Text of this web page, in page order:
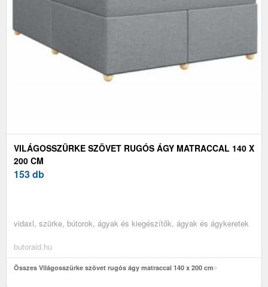
VILÁGOSSZÜRKE SZÖVET RUGÓS ÁGY MATRACCAL 140 X
200 CM
153 db
vidaxl, szürke, bútorok, ágyak és kiegészítők, ágyak és ágykeretek
butoraid.hu
Összes Világosszürke szövet rugós ágy matraccal 140 x 200 cm